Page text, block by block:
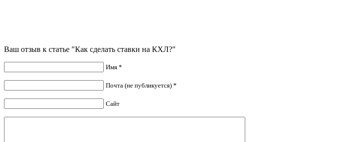
Ваш отзыв к статье "Как сделать ставки на КХЛ?"
Имя *
Почта (не публикуется) *
Сайт